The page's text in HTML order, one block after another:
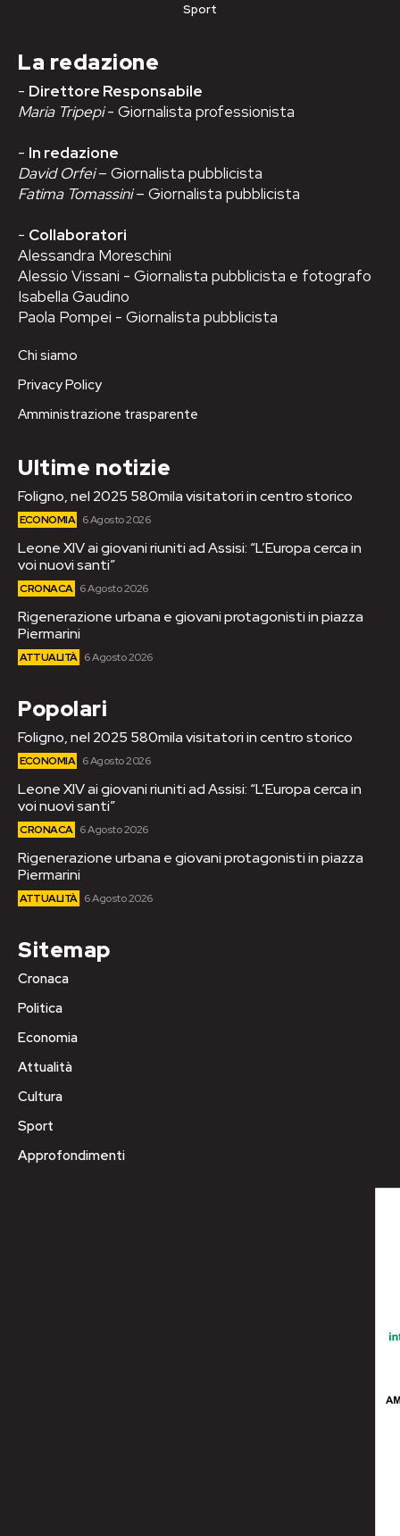
Sport
La redazione
- Direttore Responsabile
Maria Tripepi- Giornalista professionista
- In redazione
David Orfei– Giornalista pubblicista
Fatima Tomassini– Giornalista pubblicista
- Collaboratori
Alessandra Moreschini
Alessio Vissani - Giornalista pubblicista e fotografo
Isabella Gaudino
Paola Pompei - Giornalista pubblicista
Chi siamo
Privacy Policy
Amministrazione trasparente
Ultime notizie
Foligno, nel 2025 580mila visitatori in centro storico
ECONOMIA 6 Agosto 2026
Leone XIV ai giovani riuniti ad Assisi: “L’Europa cerca in
voi nuovi santi”
CRONACA 6 Agosto 2026
Rigenerazione urbana e giovani protagonisti in piazza
Piermarini
ATTUALITÀ 6 Agosto 2026
Popolari
Foligno, nel 2025 580mila visitatori in centro storico
ECONOMIA 6 Agosto 2026
Leone XIV ai giovani riuniti ad Assisi: “L’Europa cerca in
voi nuovi santi”
CRONACA 6 Agosto 2026
Rigenerazione urbana e giovani protagonisti in piazza
Piermarini
ATTUALITÀ 6 Agosto 2026
Sitemap
Cronaca
Politica
Economia
Attualità
Cultura
Sport
Approfondimenti